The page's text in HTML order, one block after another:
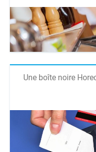
Une boîte noire